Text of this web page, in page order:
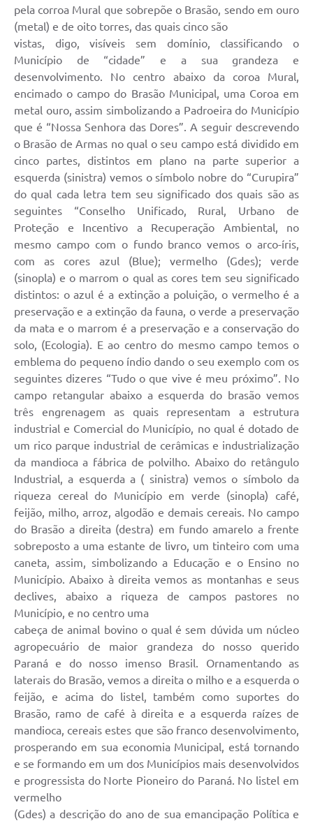
pela corroa Mural que sobrepõe o Brasão, sendo em ouro
(metal) e de oito torres, das quais cinco são
vistas, digo, visíveis sem domínio, classificando o
Município de “cidade” e a sua grandeza e
desenvolvimento. No centro abaixo da coroa Mural,
encimado o campo do Brasão Municipal, uma Coroa em
metal ouro, assim simbolizando a Padroeira do Município
que é “Nossa Senhora das Dores”. A seguir descrevendo
o Brasão de Armas no qual o seu campo está dividido em
cinco partes, distintos em plano na parte superior a
esquerda (sinistra) vemos o símbolo nobre do “Curupira”
do qual cada letra tem seu significado dos quais são as
seguintes “Conselho Unificado, Rural, Urbano de
Proteção e Incentivo a Recuperação Ambiental, no
mesmo campo com o fundo branco vemos o arco-íris,
com as cores azul (Blue); vermelho (Gdes); verde
(sinopla) e o marrom o qual as cores tem seu significado
distintos: o azul é a extinção a poluição, o vermelho é a
preservação e a extinção da fauna, o verde a preservação
da mata e o marrom é a preservação e a conservação do
solo, (Ecologia). E ao centro do mesmo campo temos o
emblema do pequeno índio dando o seu exemplo com os
seguintes dizeres “Tudo o que vive é meu próximo”. No
campo retangular abaixo a esquerda do brasão vemos
três engrenagem as quais representam a estrutura
industrial e Comercial do Município, no qual é dotado de
um rico parque industrial de cerâmicas e industrialização
da mandioca a fábrica de polvilho. Abaixo do retângulo
Industrial, a esquerda a ( sinistra) vemos o símbolo da
riqueza cereal do Município em verde (sinopla) café,
feijão, milho, arroz, algodão e demais cereais. No campo
do Brasão a direita (destra) em fundo amarelo a frente
sobreposto a uma estante de livro, um tinteiro com uma
caneta, assim, simbolizando a Educação e o Ensino no
Município. Abaixo à direita vemos as montanhas e seus
declives, abaixo a riqueza de campos pastores no
Município, e no centro uma
cabeça de animal bovino o qual é sem dúvida um núcleo
agropecuário de maior grandeza do nosso querido
Paraná e do nosso imenso Brasil. Ornamentando as
laterais do Brasão, vemos a direita o milho e a esquerda o
feijão, e acima do listel, também como suportes do
Brasão, ramo de café à direita e a esquerda raízes de
mandioca, cereais estes que são franco desenvolvimento,
prosperando em sua economia Municipal, está tornando
e se formando em um dos Municípios mais desenvolvidos
e progressista do Norte Pioneiro do Paraná. No listel em
vermelho
(Gdes) a descrição do ano de sua emancipação Política e